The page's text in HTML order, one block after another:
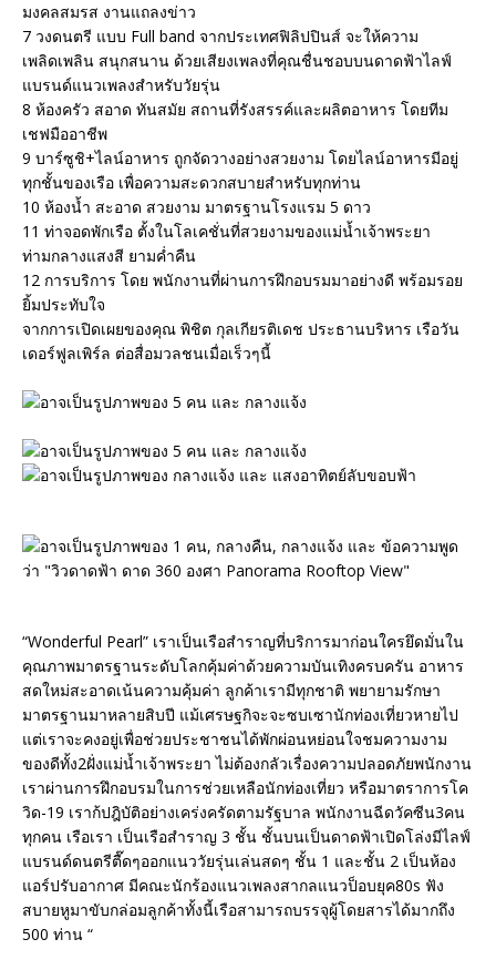
มงคลสมรส งานแถลงข่าว
7 วงดนตรี แบบ Full band จากประเทศฟิลิปปินส์ จะให้ความ
เพลิดเพลิน สนุกสนาน ด้วยเสียงเพลงที่คุณชื่นชอบบนดาดฟ้าไลฟ์
แบรนด์แนวเพลงสำหรับวัยรุ่น
8 ห้องครัว สอาด ทันสมัย สถานที่รังสรรค์และผลิตอาหาร โดยทีม
เชฟมืออาชีพ
9 บาร์ซูชิ+ไลน์อาหาร ถูกจัดวางอย่างสวยงาม โดยไลน์อาหารมีอยู่
ทุกชั้นของเรือ เพื่อความสะดวกสบายสำหรับทุกท่าน
10 ห้องน้ำ สะอาด สวยงาม มาตรฐานโรงแรม 5 ดาว
11 ท่าจอดพักเรือ ตั้งในโลเคชั่นที่สวยงามของแม่น้ำเจ้าพระยา
ท่ามกลางแสงสี ยามค่ำคืน
12 การบริการ โดย พนักงานที่ผ่านการฝึกอบรมมาอย่างดี พร้อมรอย
ยิ้มประทับใจ
จากการเปิดเผยของคุณ พิชิต กุลเกียรติเดช ประธานบริหาร เรือวัน
เดอร์ฟูลเพิร์ล ต่อสื่อมวลชนเมื่อเร็วๆนี้
“Wonderful Pearl” เราเป็นเรือสำราญที่บริการมาก่อนใครยึดมั่นใน
คุณภาพมาตรฐานระดับโลกคุ้มค่าด้วยความบันเทิงครบครัน อาหาร
สดใหม่สะอาดเน้นความคุ้มค่า ลูกค้าเรามีทุกชาติ พยายามรักษา
มาตรฐานมาหลายสิบปี แม้เศรษฐกิจะจะซบเซานักท่องเที่ยวหายไป
แต่เราจะคงอยู่เพื่อช่วยประชาชนได้พักผ่อนหย่อนใจชมความงาม
ของดีทั้ง2ฝั่งแม่น้ำเจ้าพระยา ไม่ต้องกลัวเรื่องความปลอดภัยพนักงาน
เราผ่านการฝึกอบรมในการช่วยเหลือนักท่องเที่ยว หรือมาตราการโค
วิด-19 เราก้ปฎิบัติอย่างเคร่งครัดตามรัฐบาล พนักงานฉีดวัคซีน3คน
ทุกคน เรือเรา เป็นเรือสำราญ 3 ชั้น ชั้นบนเป็นดาดฟ้าเปิดโล่งมีไลฟ์
แบรนด์ดนตรีตื๊ดๆออกแนววัยรุ่นเล่นสดๆ ชั้น 1 และชั้น 2 เป็นห้อง
แอร์ปรับอากาศ มีคณะนักร้องแนวเพลงสากลแนวป็อบยุค80s ฟัง
สบายหูมาขับกล่อมลูกค้าทั้งนี้เรือสามารถบรรจุผู้โดยสารได้มากถึง
500 ท่าน “